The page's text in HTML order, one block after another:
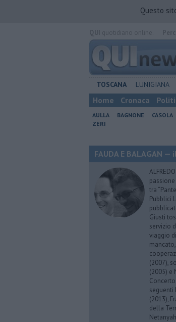
Questo
TOSCANA LUNIGIANA
Home Cronaca
AULLA BAGNONE CASOLA
ZERI
FAUDA E BALAGAN
tra
Pubblici
Giusti
servizio
viaggio
(2007),
(2005) e
seguenti
(2013),
della